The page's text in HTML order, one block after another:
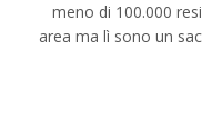
meno di 100.000
area ma lì sono un